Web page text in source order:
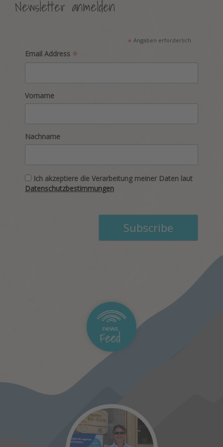
Newsletter anmelden
* Angaben erforderlich
Email Address *
Vorname
Nachname
Ich akzeptiere die Verarbeitung meiner Daten laut
Datenschutzbestimmungen